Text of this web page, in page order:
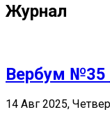
Журнал
Вербум №35
14 Авг 2025,